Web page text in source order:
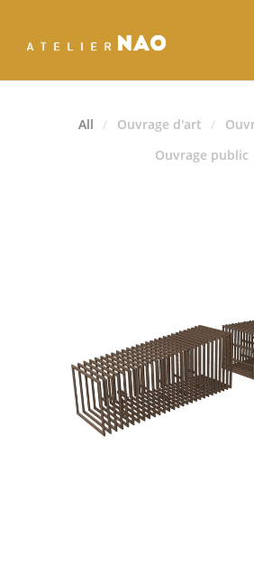
All Ouvrage d'art
Ouvrage public